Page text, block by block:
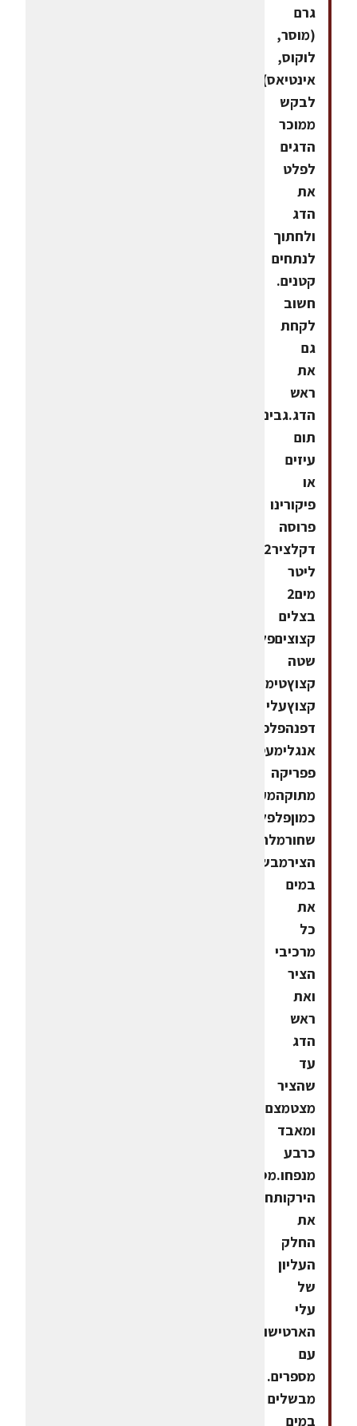
גרם
(מוסר,
לוקוס,
אינטיאס).
לבקש
ממוכר
הדגים
לפלט
את
הדג
ולחתוך
לנתחים
קטנים.
חשוב
לקחת
גם
את
ראש
הדג.גבינת
תום
עיזים
או
פיקורינו
פרוסה
דקלציר2
ליטר
מים2
בצלים
קצוציםפלפל
שטה
קצוץטימין
קצוץעלי
דפנהפלפל
אנגלימעט
פפריקה
מתוקהמעט
כמוןפלפל
שחורמלחהכנת
הצירמבשלים
במים
את
כל
מרכיבי
הציר
ואת
ראש
הדג
עד
שהציר
מצטמצם
ומאבד
כרבע
מנפחו.מסננים.הכנת
הירקותחותכים
את
החלק
העליון
של
עלי
הארטישוק
עם
מספרים.
מבשלים
במים